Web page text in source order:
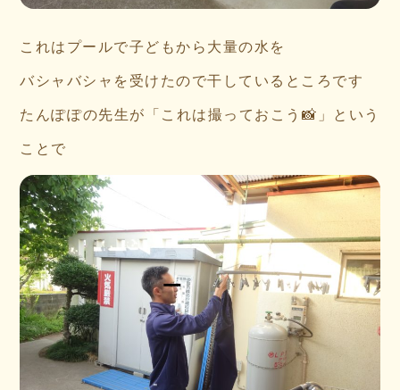
これはプールで子どもから大量の水を
バシャバシャを受けたので干しているところです
たんぽぽの先生が「これは撮っておこう📸」という
ことで